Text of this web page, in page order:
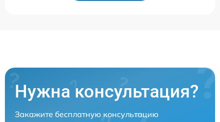
Нужна консультация?
Закажите бесплатную консультацию